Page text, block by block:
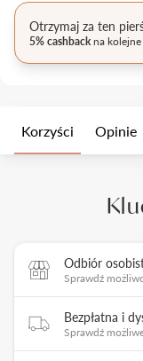
Otrzymaj za ten
5% cashbackna kolejne
Korzyści Opinie
Odbiór
Sprawdź
Bezpłatna i
Sprawdź